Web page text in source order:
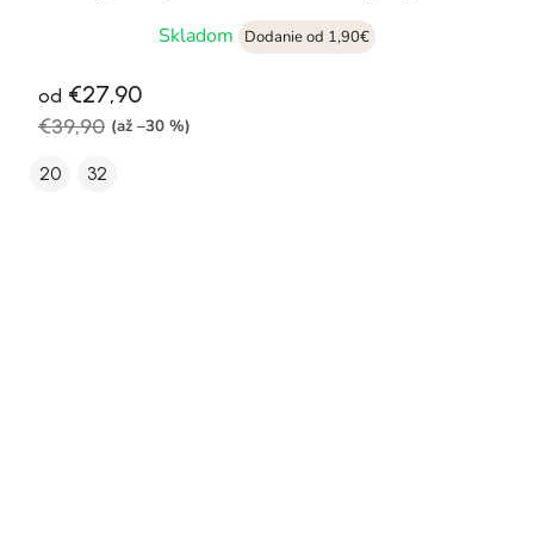
Skladom
Dodanie od 1,90€
od €27,90
€39,90 (až –30 %)
20 32